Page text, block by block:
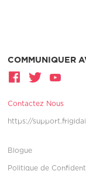
COMMUNIQUER
Contactez Nous
https://
Blogue
Politique de